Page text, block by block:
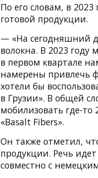
По его словам, в
готовой продукции.
— «На сегодняшний
волокна. В 2023
в первом квартале
намерены привлечь
хотели бы
в Грузии». В общей
мобилизовать где-
«Basalt Fibers».
Он также отметил,
продукции. Речь
совместно с